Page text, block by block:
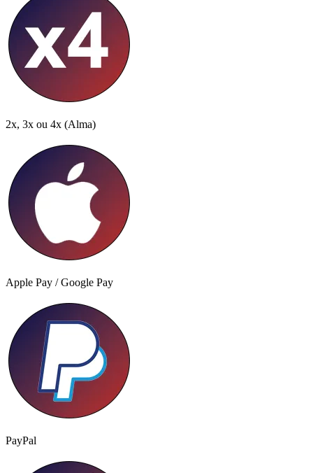
2x, 3x ou 4x (Alma)
Apple Pay / Google Pay
PayPal